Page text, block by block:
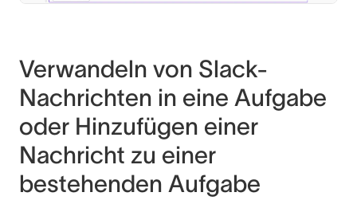
Verwandeln von Slack-
Nachrichten in eine Aufgabe
oder Hinzufügen einer
Nachricht zu einer
bestehenden Aufgabe